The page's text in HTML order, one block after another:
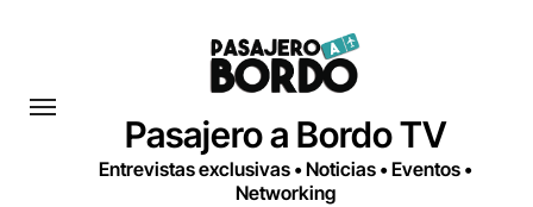
Pasajero a Bordo TV
Entrevistas exclusivas • Noticias • Eventos •
Networking